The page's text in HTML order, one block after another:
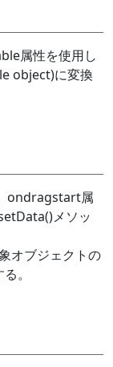
属性を使用し
object)に変換
ondragstart属
メソッ
オブジェクトの
。